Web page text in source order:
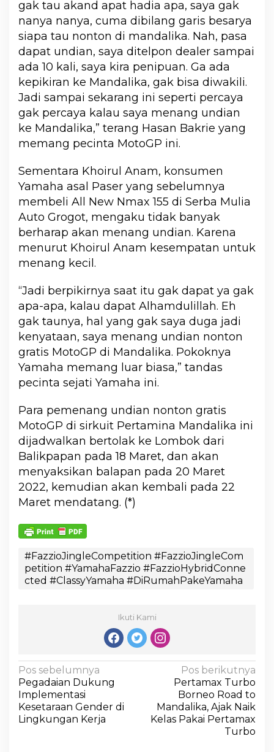
gak tau akand apat hadia apa, saya gak
nanya nanya, cuma dibilang garis besarya
siapa tau nonton di mandalika. Nah, pasa
dapat undian, saya ditelpon dealer sampai
ada 10 kali, saya kira penipuan. Ga ada
kepikiran ke Mandalika, gak bisa diwakili.
Jadi sampai sekarang ini seperti percaya
gak percaya kalau saya menang undian
ke Mandalika,” terang Hasan Bakrie yang
memang pecinta MotoGP ini.
Sementara Khoirul Anam, konsumen
Yamaha asal Paser yang sebelumnya
membeli All New Nmax 155 di Serba Mulia
Auto Grogot, mengaku tidak banyak
berharap akan menang undian. Karena
menurut Khoirul Anam kesempatan untuk
menang kecil.
“Jadi berpikirnya saat itu gak dapat ya gak
apa-apa, kalau dapat Alhamdulillah. Eh
gak taunya, hal yang gak saya duga jadi
kenyataan, saya menang undian nonton
gratis MotoGP di Mandalika. Pokoknya
Yamaha memang luar biasa,” tandas
pecinta sejati Yamaha ini.
Para pemenang undian nonton gratis
MotoGP di sirkuit Pertamina Mandalika ini
dijadwalkan bertolak ke Lombok dari
Balikpapan pada 18 Maret, dan akan
menyaksikan balapan pada 20 Maret
2022, kemudian akan kembali pada 22
Maret mendatang. (*)
#FazzioJingleCompetition #FazzioJingleCom
petition #YamahaFazzio #FazzioHybridConne
cted #ClassyYamaha #DiRumahPakeYamaha
Ikuti Kami
Pos sebelumnya
Pegadaian Dukung
Implementasi
Kesetaraan Gender di
Lingkungan Kerja
Pos berikutnya
Pertamax Turbo
Borneo Road to
Mandalika, Ajak Naik
Kelas Pakai Pertamax
Turbo